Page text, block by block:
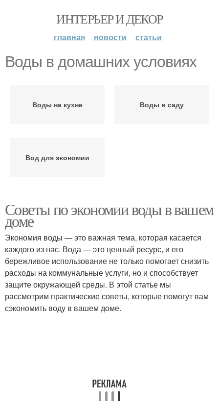
ИНТЕРЬЕР И ДЕКОР
главная новости статьи
Воды в домашних условиях
Воды на кухне Воды в саду
Вод для экономии
Советы по экономии воды в вашем
доме
Экономия воды — это важная тема, которая касается
каждого из нас. Вода — это ценный ресурс, и его
бережливое использование не только помогает снизить
расходы на коммунальные услуги, но и способствует
защите окружающей среды. В этой статье мы
рассмотрим практические советы, которые помогут вам
сэкономить воду в вашем доме.